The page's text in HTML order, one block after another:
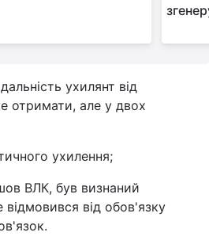
ухилянт від
отримати, але у двох
ухилення;
ВЛК, був визнаний
від обов'язку